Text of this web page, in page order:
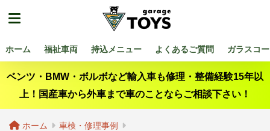
ホーム 福祉車両 持込メニュー よくあるご質問 ガラスコ
ベンツ・BMW・ボルボなど輸入車も修理・整備経験15年以
上！国産車から外車まで車のことならご相談下さい！
ホーム 車検・修理事例